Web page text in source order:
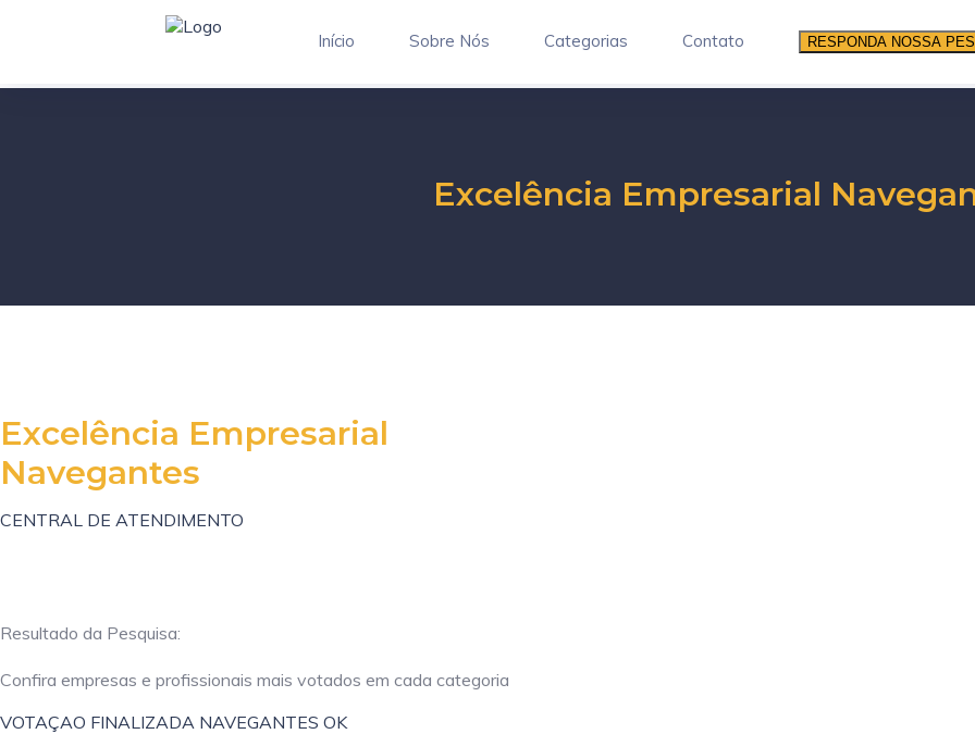
Início Sobre Nós Categorias Contato RESPONDA NOSSA
Excelência Empresarial
Excelência Empresarial
Navegantes
CENTRAL DE ATENDIMENTO
Resultado da Pesquisa:
Confira empresas e profissionais mais votados em cada categoria
VOTAÇAO FINALIZADA NAVEGANTES OK